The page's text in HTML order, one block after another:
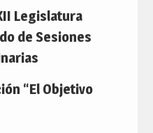
Legislatura
de Sesiones
“El Objetivo